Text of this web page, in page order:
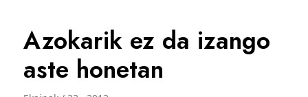
Azokarik ez da izango
aste honetan